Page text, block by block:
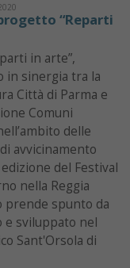
“Reparti
in arte”,
in sinergia tra la
Città di Parma e
Comuni
delle
avvicinamento
del Festival
nella Reggia
prende spunto da
e sviluppato nel
Sant'Orsola di